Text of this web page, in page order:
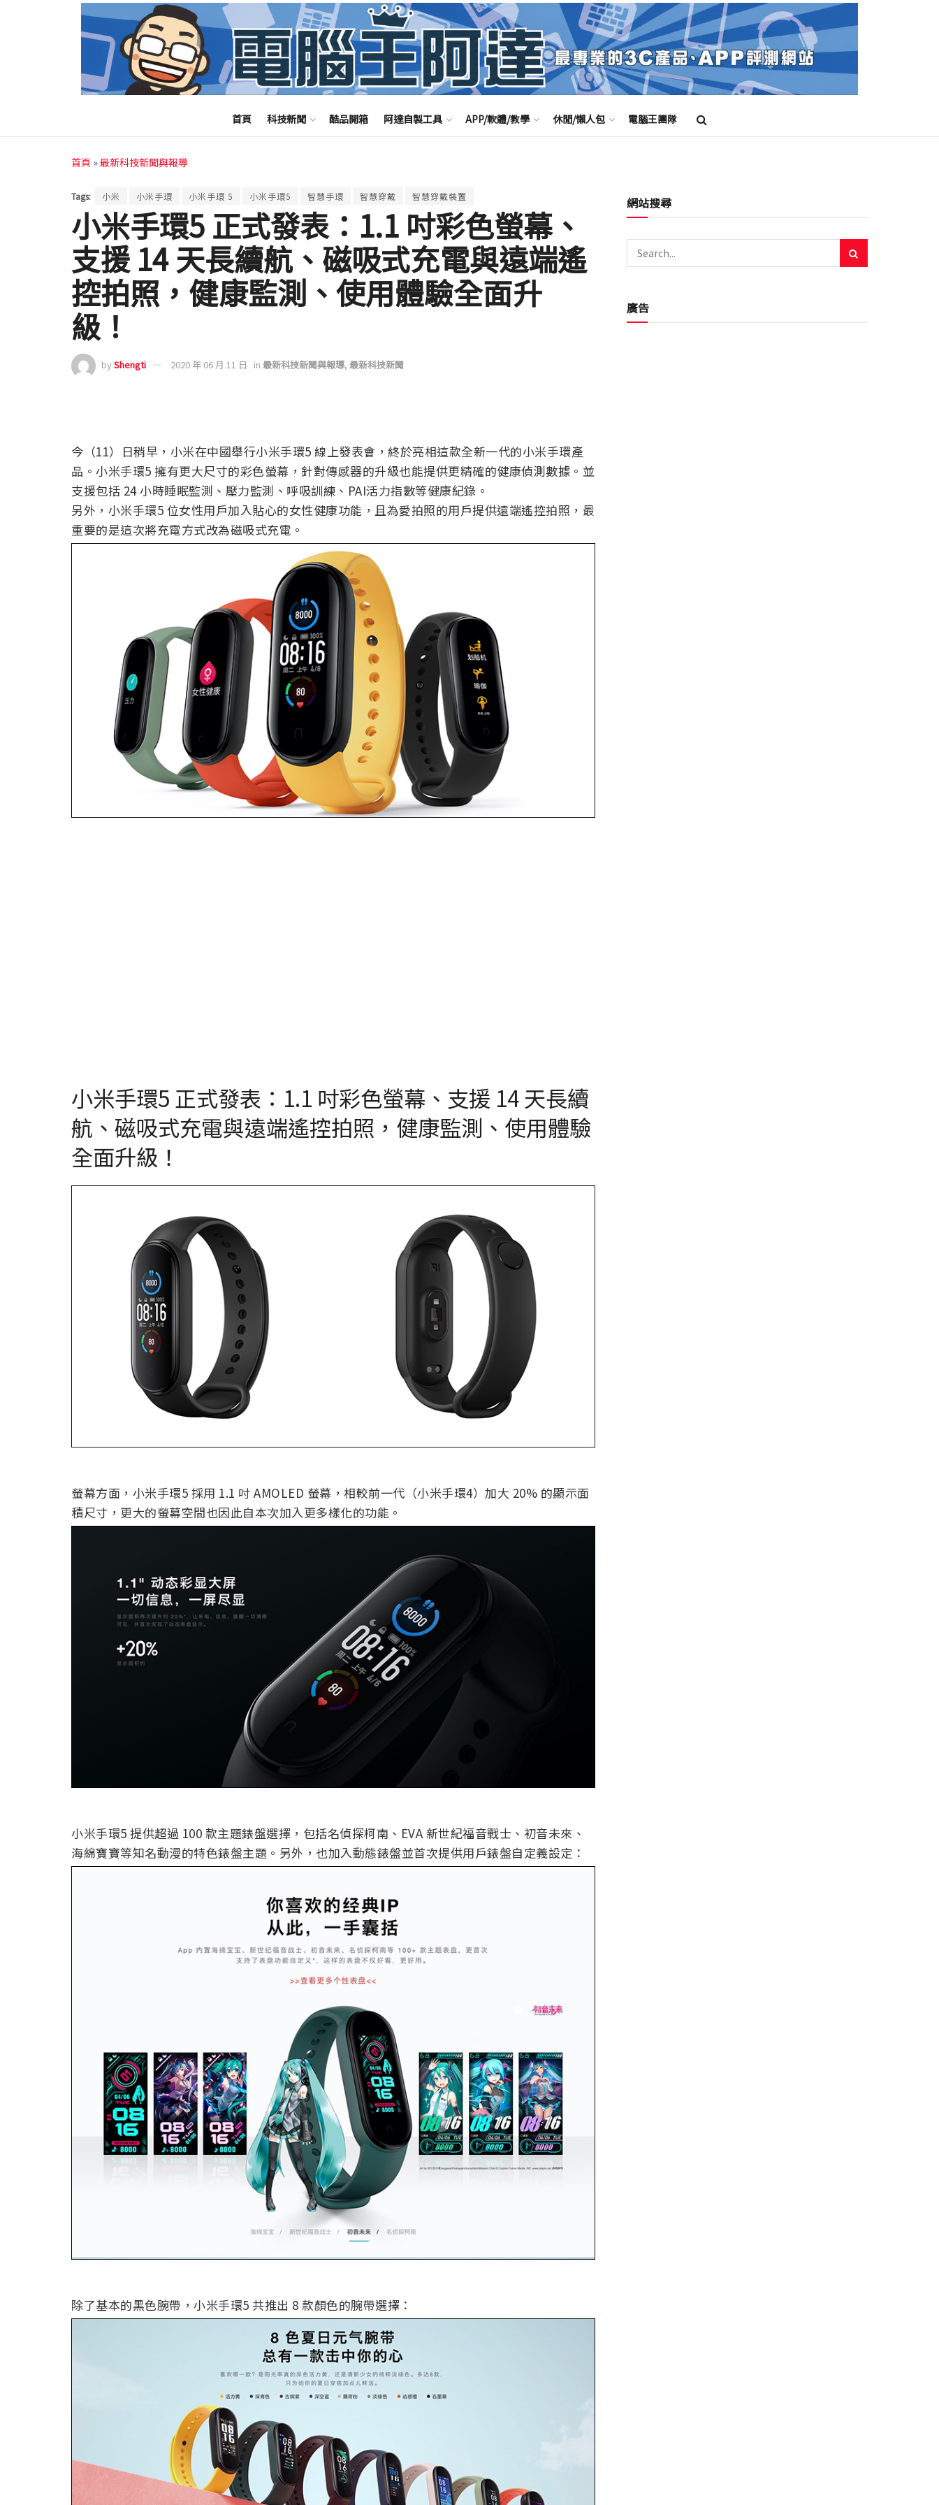
首頁 科技新聞 酷品開箱 阿達自製工具 APP/軟體/教學 休閒/懶人包 電腦王團隊
首頁 »最新科技新聞與報導
Tags: 小米 小米手環 小米手環 5 小米手環5 智慧手環 智慧穿戴 智慧穿戴裝置
小米手環5 正式發表：1.1 吋彩色螢幕、
支援 14 天長續航、磁吸式充電與遠端遙
控拍照，健康監測、使用體驗全面升
級！
byShengti 2020 年 06 月 11 日 in 最新科技新聞與報導, 最新科技新聞
今（11）日稍早，小米在中國舉行小米手環5 線上發表會，終於亮相這款全新一代的小米手環產
品。小米手環5 擁有更大尺寸的彩色螢幕，針對傳感器的升級也能提供更精確的健康偵測數據。並
支援包括 24 小時睡眠監測、壓力監測、呼吸訓練、PAI活力指數等健康紀錄。
另外，小米手環5 位女性用戶加入貼心的女性健康功能，且為愛拍照的用戶提供遠端遙控拍照，最
重要的是這次將充電方式改為磁吸式充電。
小米手環5 正式發表：1.1 吋彩色螢幕、支援 14 天長續
航、磁吸式充電與遠端遙控拍照，健康監測、使用體驗
全面升級！
螢幕方面，小米手環5 採用 1.1 吋 AMOLED 螢幕，相較前一代（小米手環4）加大 20% 的顯示面
積尺寸，更大的螢幕空間也因此自本次加入更多樣化的功能。
小米手環5 提供超過 100 款主題錶盤選擇，包括名偵探柯南、EVA 新世紀福音戰士、初音未來、
海綿寶寶等知名動漫的特色錶盤主題。另外，也加入動態錶盤並首次提供用戶錶盤自定義設定：
除了基本的黑色腕帶，小米手環5 共推出 8 款顏色的腕帶選擇：
網站搜尋
廣告